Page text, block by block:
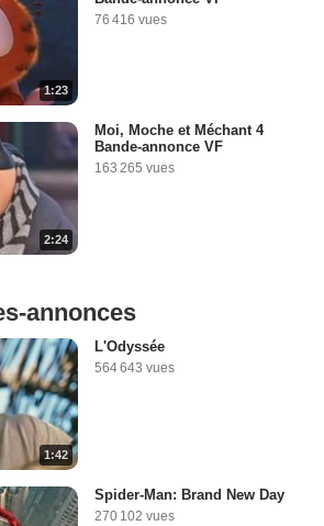
1:23
76 416 vues
2:24
Moi, Moche et Méchant 4
Bande-annonce VF
163 265 vues
annonces
1:42
L'Odyssée
564 643 vues
Spider-Man: Brand New Day
270 102 vues